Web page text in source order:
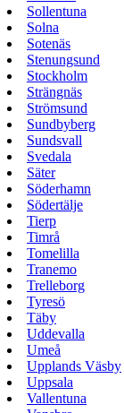
Sollentuna
Solna
Sotenäs
Stenungsund
Stockholm
Strängnäs
Strömsund
Sundbyberg
Sundsvall
Svedala
Säter
Söderhamn
Södertälje
Tierp
Timrå
Tomelilla
Tranemo
Trelleborg
Tyresö
Täby
Uddevalla
Umeå
Upplands Väsby
Uppsala
Vallentuna